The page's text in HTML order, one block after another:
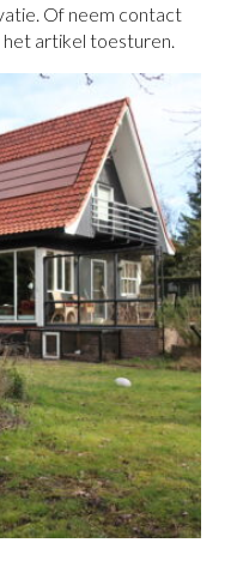
Of neem contact
het artikel toesturen.